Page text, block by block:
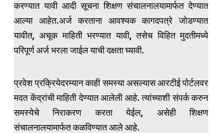
करण्यात यावी आदी सूचना शिक्षण संचालनालयामार्फत देण्यात
आल्या आहेत.अर्ज करताना आवश्यक कागदपत्रे जोडण्यात
यावीत, अचूक माहिती भरण्यात यावी, तसेच विहित मुदतीमध्ये
परिपूर्ण अर्ज भरला जाईल याची दक्षता घ्यावी.
प्रवेश प्रक्रियेदरम्यान काही समस्या असल्यास आरटीई पोर्टलवर
मदत केंद्रांची माहिती देण्यात आलेली आहे. त्यांच्याशी संपर्क करुन
समस्येचे निराकरण करता येईल, असेही शिक्षण
संचालनालयामार्फत कळविण्यात आले आहे.